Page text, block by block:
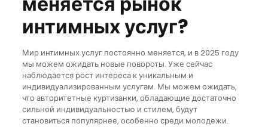
интимных услуг?
Мир интимных услуг постоянно меняется, и в 2025 году
мы можем ожидать новые повороты. Уже сейчас
наблюдается рост интереса к уникальным и
индивидуализированным услугам. Мы можем ожидать,
что авторитетные куртизанки, обладающие достаточно
сильной индивидуальностью и стилем, будут
становиться популярнее, особенно среди молодежи.